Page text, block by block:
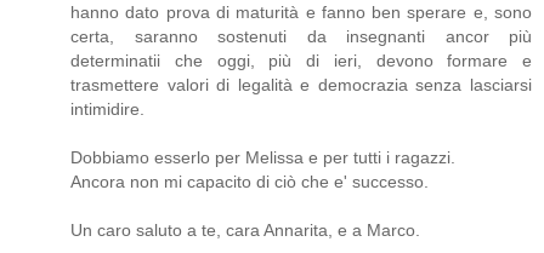
hanno dato prova di maturità e fanno ben sperare e, sono
certa, saranno sostenuti da insegnanti ancor più
determinatii che oggi, più di ieri, devono formare e
trasmettere valori di legalità e democrazia senza lasciarsi
intimidire.
Dobbiamo esserlo per Melissa e per tutti i ragazzi.
Ancora non mi capacito di ciò che e' successo.
Un caro saluto a te, cara Annarita, e a Marco.